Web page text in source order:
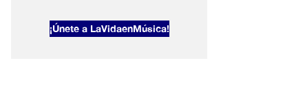
Primavera
¡Únete a LaVidaenMúsica!